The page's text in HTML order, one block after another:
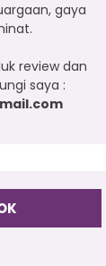
gaya
review dan
saya :